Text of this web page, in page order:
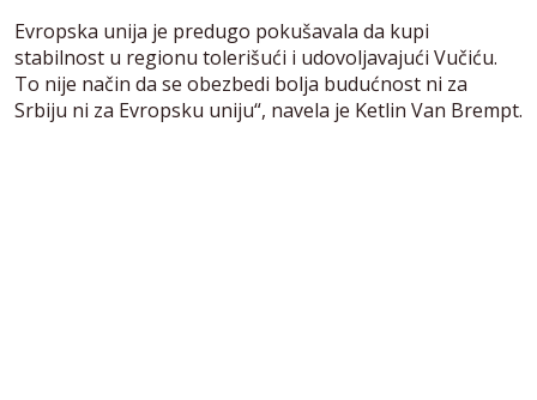
Evropska unija je predugo pokušavala da kupi
stabilnost u regionu tolerišući i udovoljavajući Vučiću.
To nije način da se obezbedi bolja budućnost ni za
Srbiju ni za Evropsku uniju“, navela je Ketlin Van Brempt.